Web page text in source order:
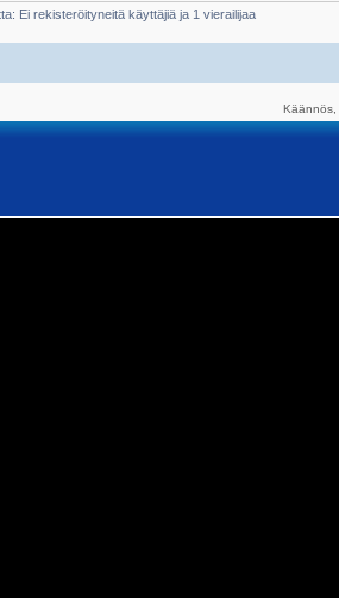
Ei rekisteröityneitä käyttäjiä ja 1 vierailijaa